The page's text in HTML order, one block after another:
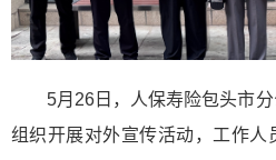
5月26日，人保寿险包头市
组织开展对外宣传活动，工作人